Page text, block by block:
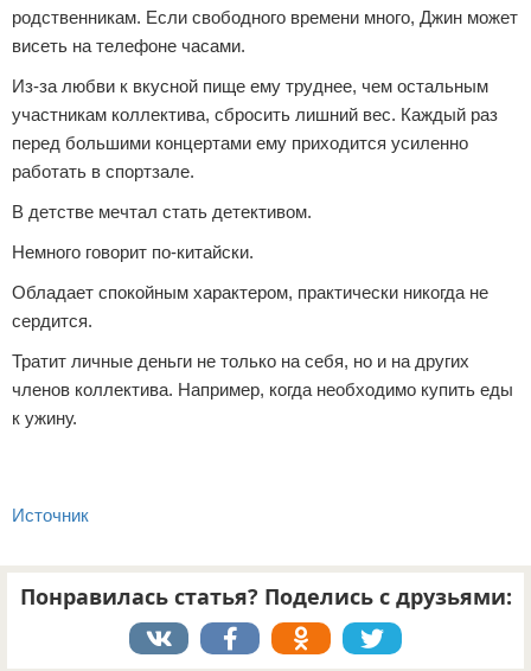
родственникам. Если свободного времени много, Джин может
висеть на телефоне часами.
Из-за любви к вкусной пище ему труднее, чем остальным
участникам коллектива, сбросить лишний вес. Каждый раз
перед большими концертами ему приходится усиленно
работать в спортзале.
В детстве мечтал стать детективом.
Немного говорит по-китайски.
Обладает спокойным характером, практически никогда не
сердится.
Тратит личные деньги не только на себя, но и на других
членов коллектива. Например, когда необходимо купить еды
к ужину.
Источник
Понравилась статья? Поделись с друзьями: